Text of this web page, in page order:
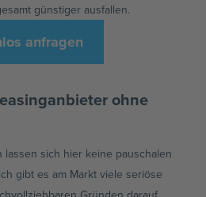
günstiger ausfallen.
anfragen
ohne
lassen sich hier keine pauschalen
gibt es am Markt viele seriöse